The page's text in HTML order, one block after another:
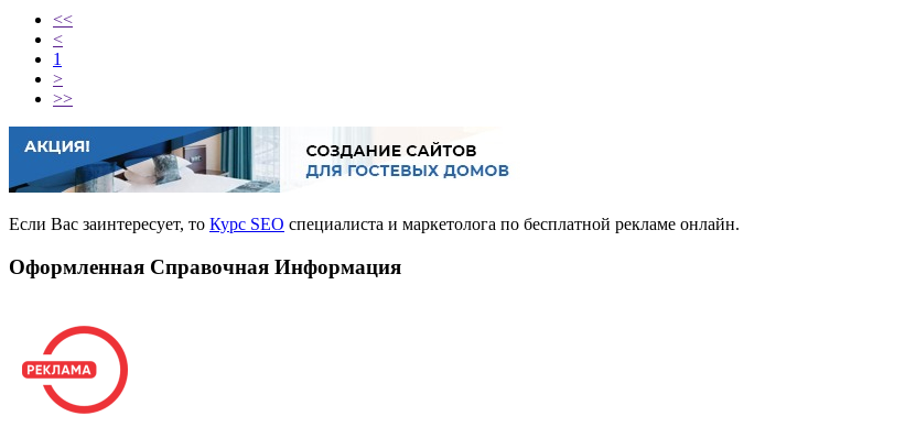
<<
<
1
>
>>
Если Вас заинтересует, то Курс SEO специалиста и маркетолога по бесплатной рекламе онлайн.
Оформленная Справочная Информация